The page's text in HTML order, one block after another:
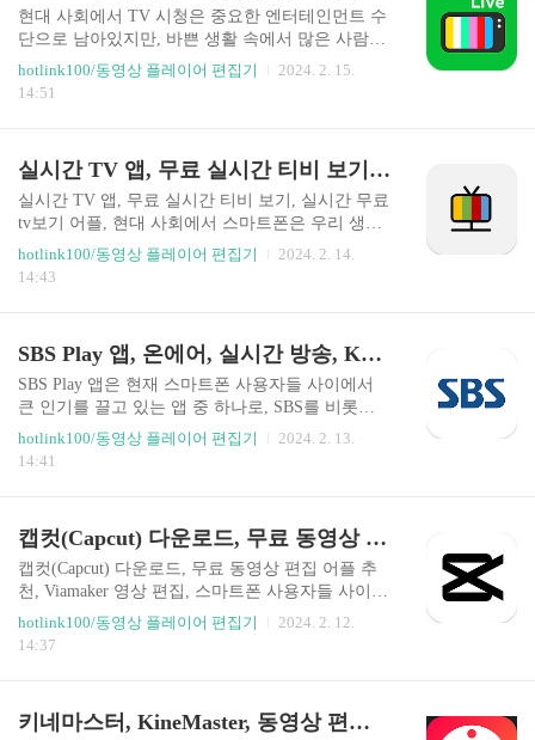
성을 두고 있습니다. 이 앱은 간단한 컷 편집부터
전문가 수준의 크로마키 및 PIP 기능까지 제공하여
누구나 쉽고 빠르게 영상을 제작할 수 있습니다. A
I 페이스 트래킹, 크로마키, 다양한 필터와 트랜지
현대 사회에서 TV 시청은 중요한 엔터테인먼트 수
단으로 남아있지만, 바쁜 생활 속에서 많은 사람들
이 실시간 방송을 즐기기 어려운 상황에 놓여있습
니다. 이러한 문제를 해결하기 위해 'DMB TV - 실
이브 방송을 쉽고 빠르게 즐길 수 있는 플랫폼입니
다. 지상파, 공중파, 종합편성 채널, 케이블 TV 방
송 등을 포괄하며, 사용자들은 이 앱을 통해 어디서
나 TV 프로그램을 시청할 수 있습니다. 개발자는
사용자의 데이터 보안과 안전한 스트리밍 경험을
hotlink100/동영상 플레이어 편집기
2024. 2. 15.
14:51
실시간 TV 앱, 무료 실시간 티비 보기, 실시간 무료tv보기 어플
실시간 TV 앱, 무료 실시간 티비 보기, 실시간 무료
tv보기 어플, 현대 사회에서 스마트폰은 우리 생활
의 필수품이 되었으며, 다양한 애플리케이션들이
우리의 일상을 더욱 편리하게 만들어주고 있습니
이블, 라디오 등 다양한 채널을 쉽게 접근할 수 있
게 해주어 새로운 TV 시청 경험을 제공합니다. '실
시간 TV' 앱은 사용자의 편의를 위해 전체화면 모
드, 태블릿 모드, 다크 모드 등 다양한 기능을 제공
합니다. 이 앱은 외출 중에도 TV를 시청할 수 있는
hotlink100/동영상 플레이어 편집기
2024. 2. 14.
14:43
SBS Play 앱, 온에어, 실시간 방송, KBS, MBC, CJ E&M, jtbc, MBN, 채널A, TV조선
SBS Play 앱은 현재 스마트폰 사용자들 사이에서
큰 인기를 끌고 있는 앱 중 하나로, SBS를 비롯한
여러 방송사의 온에어 및 VOD 콘텐츠를 한 곳에서
편리하게 접근할 수 있는 기능을 제공합니다. 이 앱
Play 앱은 대체로 긍정적인 평가를 받고 있으나, 최
근 업데이트 이후 발생한 문제점에 대한 일부 사용
자들의 피드백도 있으며, 개발사는 이에 대한 개선
을 약속하고 있습니다. SBS Play 앱은 온에어 무료
서비스와 함께 다양한 VOD 콘텐츠를 제공하고 있
hotlink100/동영상 플레이어 편집기
2024. 2. 13.
14:41
캡컷(Capcut) 다운로드, 무료 동영상 편집 어플 추천, Viamaker 영상 편집
캡컷(Capcut) 다운로드, 무료 동영상 편집 어플 추
천, Viamaker 영상 편집, 스마트폰 사용자들 사이에
서 영상 편집 애플리케이션의 인기가 높아지면서,
'CapCut' 앱이 큰 주목을 받고 있습니다. 원래 'Viam
e. Ltd.에 의해 개발되었으며, 사용자들에게 편리한
hotlink100/동영상 플레이어 편집기
2024. 2. 12.
14:37
키네마스터, KineMaster, 동영상 편집, 안드로이드 어플, 영상, 사진, 모자이크